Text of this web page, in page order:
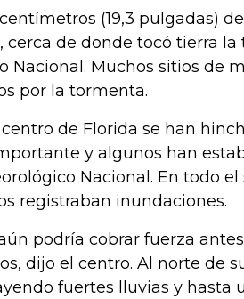
(19,3 pulgadas)
cerca de donde tocó tierra
Nacional. Muchos sitios de
por la tormenta.
centro de Florida se han
y algunos han
Nacional. En todo el
registraban inundaciones.
podría cobrar fuerza
dijo el centro. Al norte de
fuertes lluvias y hasta